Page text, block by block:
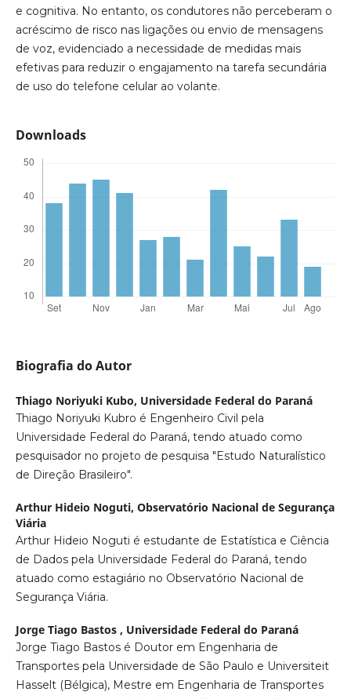
e cognitiva. No entanto, os condutores não perceberam o
acréscimo de risco nas ligações ou envio de mensagens
de voz, evidenciado a necessidade de medidas mais
efetivas para reduzir o engajamento na tarefa secundária
de uso do telefone celular ao volante.
Downloads
Biografia do Autor
Thiago Noriyuki Kubo, Universidade Federal do Paraná
Thiago Noriyuki Kubro é Engenheiro Civil pela
Universidade Federal do Paraná, tendo atuado como
pesquisador no projeto de pesquisa "Estudo Naturalístico
de Direção Brasileiro".
Arthur Hideio Noguti, Observatório Nacional de Segurança
Viária
Arthur Hideio Noguti é estudante de Estatística e Ciência
de Dados pela Universidade Federal do Paraná, tendo
atuado como estagiário no Observatório Nacional de
Segurança Viária.
Jorge Tiago Bastos , Universidade Federal do Paraná
Jorge Tiago Bastos é Doutor em Engenharia de
Transportes pela Universidade de São Paulo e Universiteit
Hasselt (Bélgica), Mestre em Engenharia de Transportes